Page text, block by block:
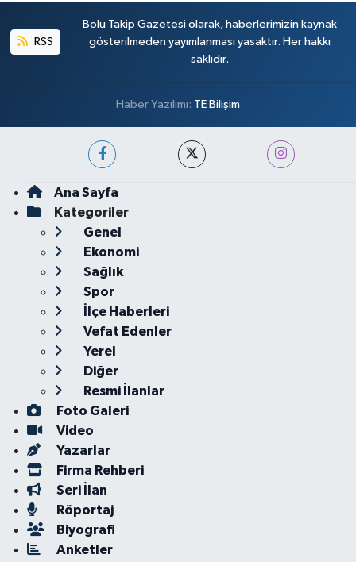
RSS
Bolu Takip Gazetesi olarak, haberlerimizin kaynak
gösterilmeden yayımlanması yasaktır. Her hakkı
saklıdır.
Haber Yazılımı: TE Bilişim
Ana Sayfa
Kategoriler
Genel
Ekonomi
Sağlık
Spor
İlçe Haberleri
Vefat Edenler
Yerel
Diğer
Resmi İlanlar
Foto Galeri
Video
Yazarlar
Firma Rehberi
Seri İlan
Röportaj
Biyografi
Anketler